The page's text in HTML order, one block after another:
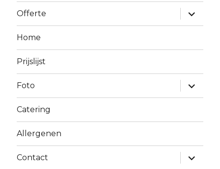
Offerte
Alles
Home
Prijslijst
Foto
Alles
Catering
Allergenen
Contact
Alles